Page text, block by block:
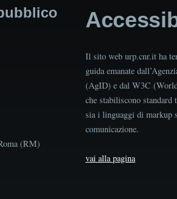
(RM)
Il sito web urp.cnr.it ha
guida emanate
(AgID) e dal W3C
che stabiliscono
sia i linguaggi di markup
comunicazione.
vai alla pagina